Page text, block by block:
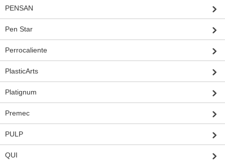
PENSAN
Pen Star
Perrocaliente
PlasticArts
Platignum
Premec
PULP
QUI